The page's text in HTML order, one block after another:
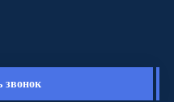
звонок